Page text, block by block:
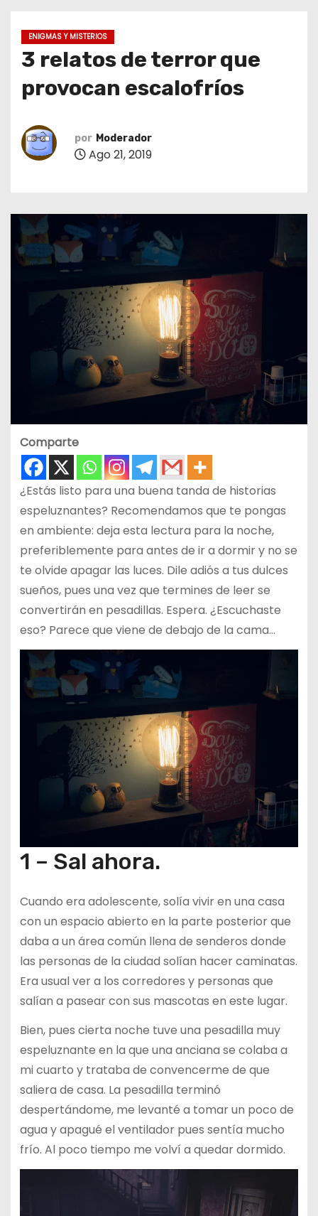
ENIGMAS Y MISTERIOS
3 relatos de terror que
provocan escalofríos
por Moderador
Ago 21, 2019
Comparte
¿Estás listo para una buena tanda de historias
espeluznantes? Recomendamos que te pongas
en ambiente: deja esta lectura para la noche,
preferiblemente para antes de ir a dormir y no se
te olvide apagar las luces. Dile adiós a tus dulces
sueños, pues una vez que termines de leer se
convertirán en pesadillas. Espera. ¿Escuchaste
eso? Parece que viene de debajo de la cama…
1 – Sal ahora.
Cuando era adolescente, solía vivir en una casa
con un espacio abierto en la parte posterior que
daba a un área común llena de senderos donde
las personas de la ciudad solían hacer caminatas.
Era usual ver a los corredores y personas que
salían a pasear con sus mascotas en este lugar.
Bien, pues cierta noche tuve una pesadilla muy
espeluznante en la que una anciana se colaba a
mi cuarto y trataba de convencerme de que
saliera de casa. La pesadilla terminó
despertándome, me levanté a tomar un poco de
agua y apagué el ventilador pues sentía mucho
frío. Al poco tiempo me volví a quedar dormido.